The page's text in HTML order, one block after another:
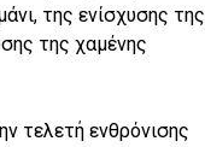
της ενίσχυσης της
της χαμένης
τελετή ενθρόνισης